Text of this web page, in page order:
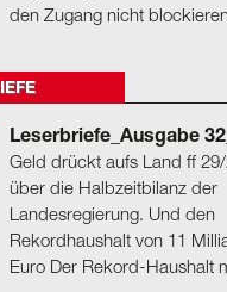
den Zugang nicht
Leserbriefe_Ausgabe
Geld drückt aufs Land ff
über die Halbzeitbilanz der
Landesregierung. Und den
Rekordhaushalt von 11
Euro Der Rekord-Haushalt